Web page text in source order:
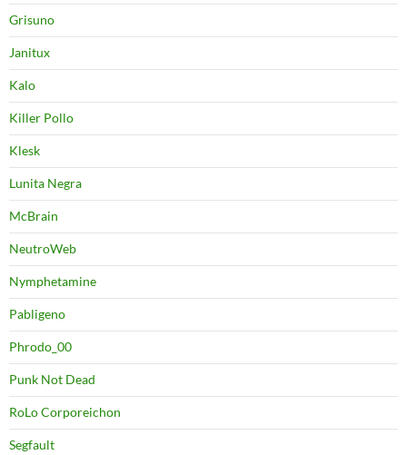
Grisuno
Janitux
Kalo
Killer Pollo
Klesk
Lunita Negra
McBrain
NeutroWeb
Nymphetamine
Pabligeno
Phrodo_00
Punk Not Dead
RoLo Corporeichon
Segfault